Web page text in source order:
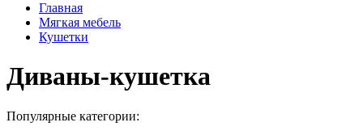
Главная
Мягкая мебель
Кушетки
Диваны-кушетка
Популярные категории: